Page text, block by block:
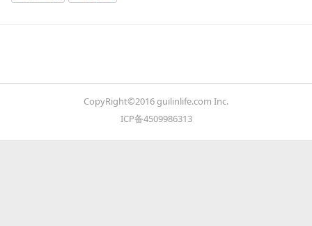
CopyRight©2016 guilinlife.com Inc.
ICP备4509986313